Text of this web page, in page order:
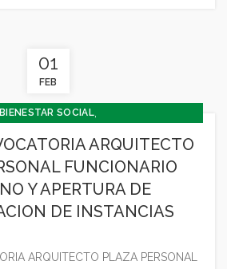
01
FEB
BIENESTAR SOCIAL,
ECONOMÍA ,
INFANCIA Y PARTICIPACIÓN,
GENERAL
ARQUITECTO
FUNCIONARIO
Y APERTURA DE
DE INSTANCIAS
ARQUITECTO PLAZA PERSONAL